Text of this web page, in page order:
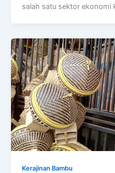
salah satu sektor ekonomi
Kerajinan Bambu